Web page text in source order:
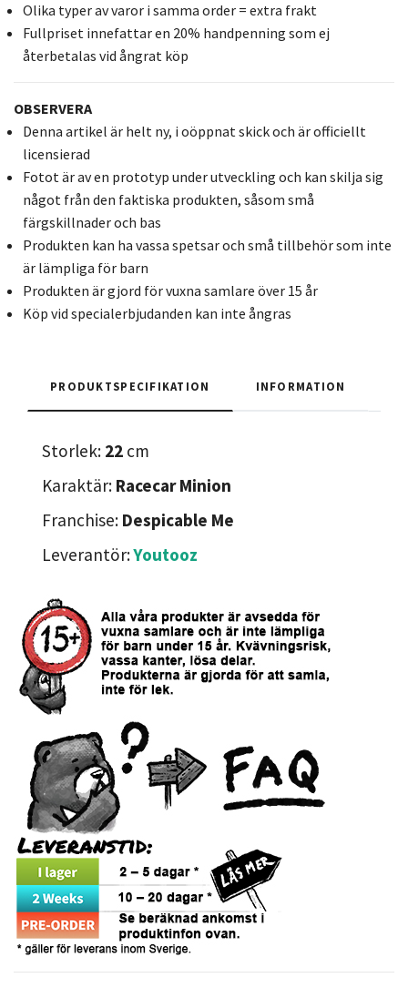
Olika typer av varor i samma order = extra frakt
Fullpriset innefattar en 20% handpenning som ej
återbetalas vid ångrat köp
OBSERVERA
Denna artikel är helt ny, i oöppnat skick och är officiellt
licensierad
Fotot är av en prototyp under utveckling och kan skilja sig
något från den faktiska produkten, såsom små
färgskillnader och bas
Produkten kan ha vassa spetsar och små tillbehör som inte
är lämpliga för barn
Produkten är gjord för vuxna samlare över 15 år
Köp vid specialerbjudanden kan inte ångras
PRODUKTSPECIFIKATION INFORMATION
Storlek: 22 cm
Karaktär: Racecar Minion
Franchise: Despicable Me
Leverantör:Youtooz